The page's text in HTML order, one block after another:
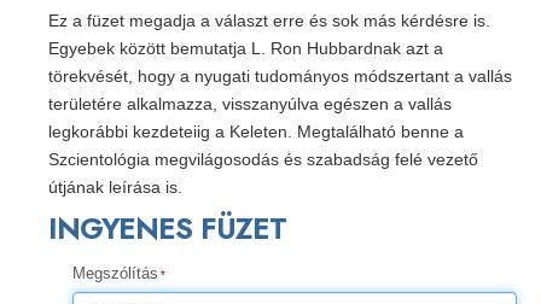
Ez a füzet megadja a választ erre és sok más kérdésre is.
Egyebek között bemutatja L. Ron Hubbardnak azt a
törekvését, hogy a nyugati tudományos módszertant a vallás
területére alkalmazza, visszanyúlva egészen a vallás
legkorábbi kezdeteiig a Keleten. Megtalálható benne a
Szcientológia megvilágosodás és szabadság felé vezető
útjának leírása is.
INGYENES FÜZET
Megszólítás